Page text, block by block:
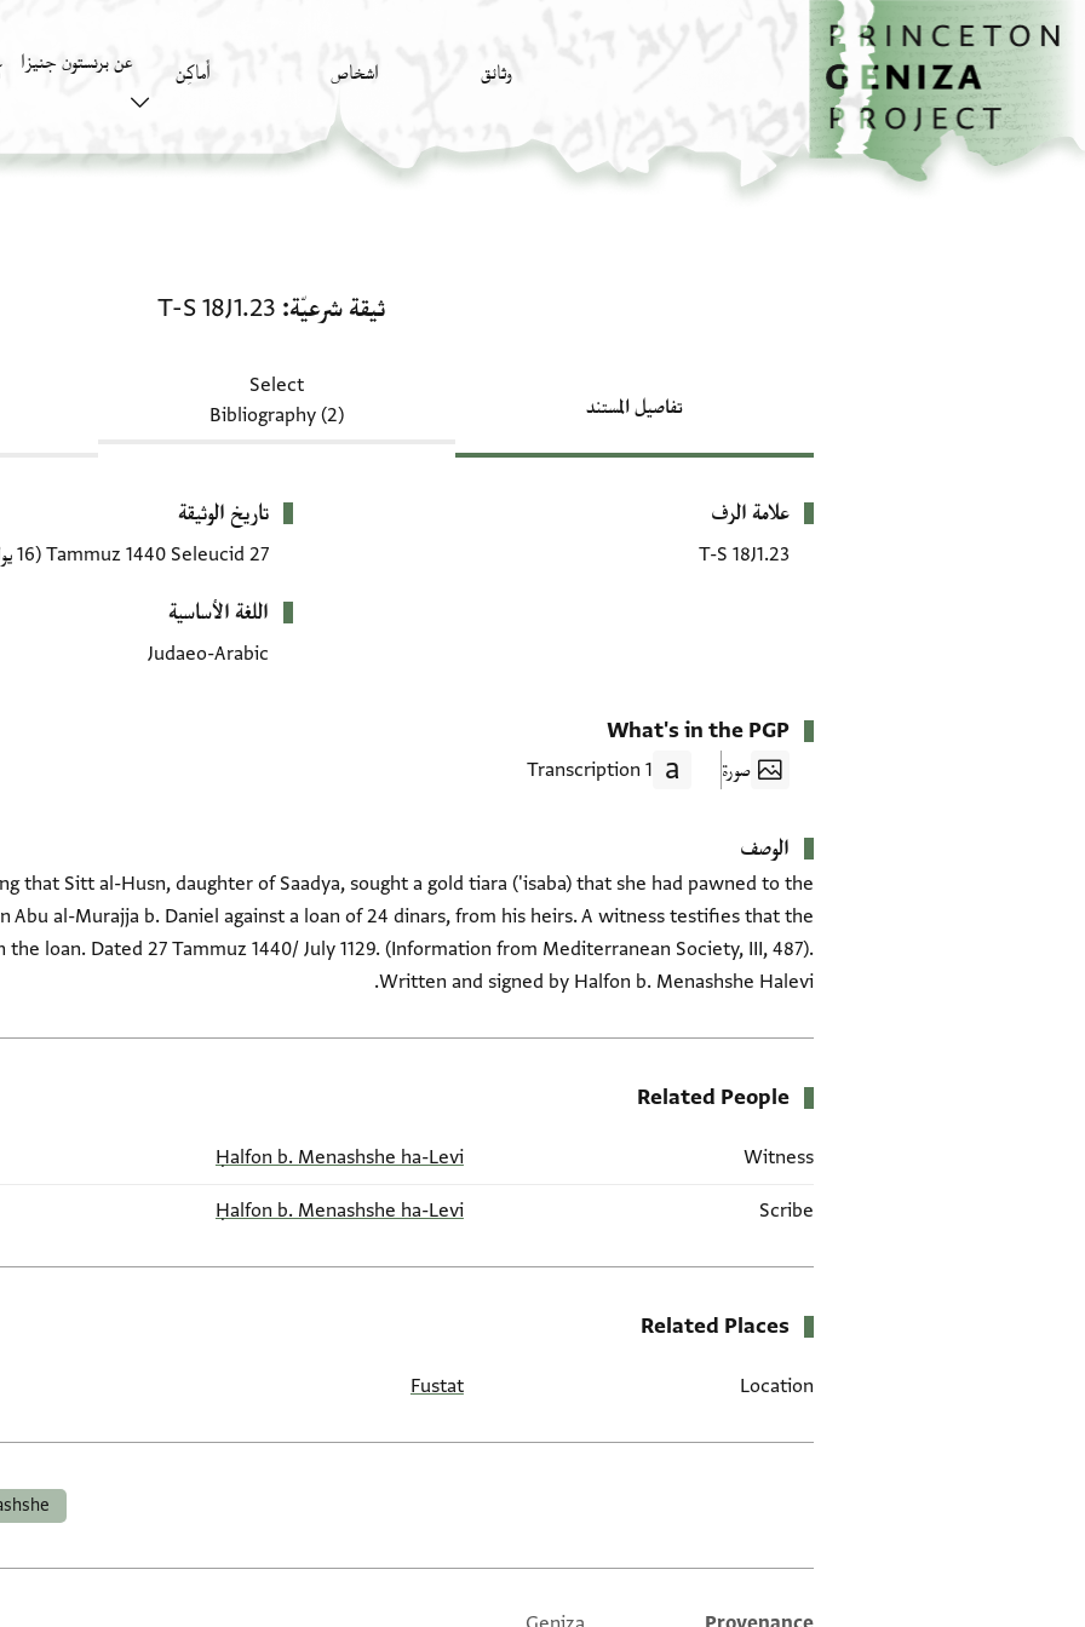
تخطي إلى المحتوى الرئيسي
الصفحة الرئيسية
وثائق اشخاص أَماكِن عن برنستون جنيزا
ثيقة شرعيّة T-S 18J1.23
تفاصيل المستند
Select
Bibliography (2)
بيانات التعريف
علامة الرف
T-S 18J1.23
تاريخ الوثيقة
27 Tammuz 1440 Seleucid (16 يوليو 1129 CE)
اللغة الأساسية
Judaeo-Arabic
What's in the PGP
صورة 1 Transcription
الوصف
that Sitt al-Husn, daughter of Saadya, sought a gold tiara ('isaba) that she had pawned to the
Abu al-Murajja b. Daniel against a loan of 24 dinars, from his heirs. A witness testifies that the
the loan. Dated 27 Tammuz 1440/ July 1129. (Information from Mediterranean Society, III, 487).
Written and signed by Halfon b. Menashshe Halevi.
Related People
Witness
Ḥalfon b. Menashshe ha-Levi
Scribe
Ḥalfon b. Menashshe ha-Levi
Related Places
Location
Fustat